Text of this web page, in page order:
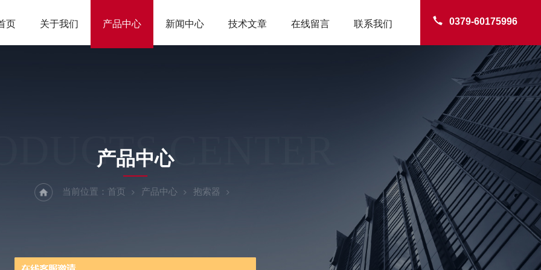
0379-60175996
页 关于我们 产品中心 新闻中心 技术文章 在线留言 联系我们
CENTER
产品中心
当前位置： 首页 产品中心 抱索器